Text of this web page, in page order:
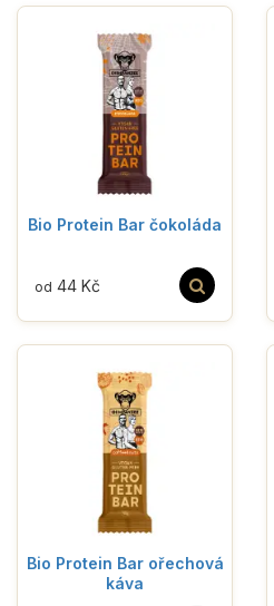
Bio Protein Bar čokoláda
od 44 Kč
Bio Protein Bar ořechová
káva